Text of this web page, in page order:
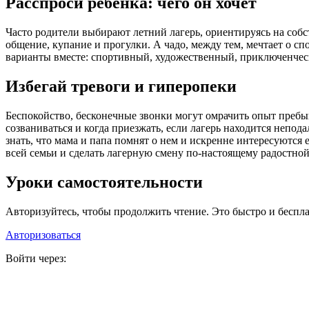
Часто родители выбирают летний лагерь, ориентируясь на
общение, купание и прогулки. А чадо, между тем, мечтает о
варианты вместе: спортивный, художественный,
Избегай тревоги и гиперопеки
Беспокойство, бесконечные звонки могут омрачить опыт
созваниваться и когда приезжать, если лагерь находится
знать, что мама и папа помнят о нем и искренне
всей семьи и сделать лагерную смену по-настоящему
Уроки самостоятельности
Авторизуйтесь, чтобы продолжить чтение. Это быстро и
Авторизоваться
Войти через: